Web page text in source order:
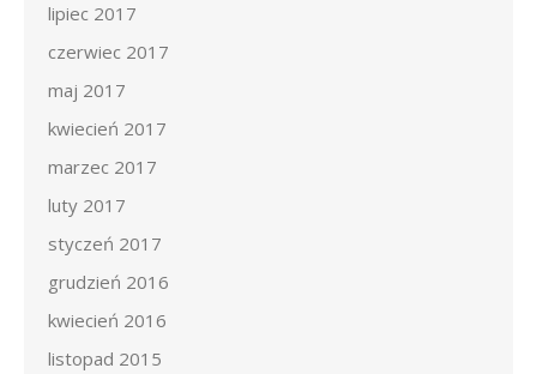
lipiec 2017
czerwiec 2017
maj 2017
kwiecień 2017
marzec 2017
luty 2017
styczeń 2017
grudzień 2016
kwiecień 2016
listopad 2015